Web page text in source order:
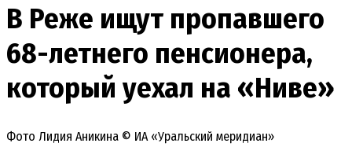
В Реже ищут пропавшего
68-летнего пенсионера,
который уехал на «Ниве»
Фото Лидия Аникина © ИА «Уральский меридиан»